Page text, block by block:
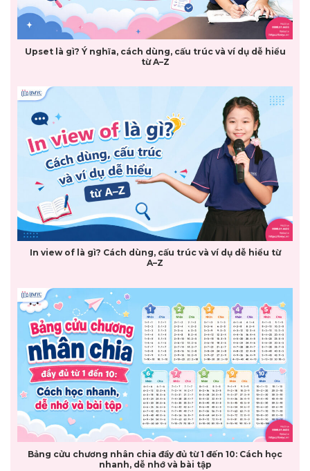
Upset là gì? Ý nghĩa, cách dùng, cấu trúc và ví dụ dễ hiểu
từ A–Z
In view of là gì? Cách dùng, cấu trúc và ví dụ dễ hiểu từ
A–Z
Bảng cửu chương nhân chia đầy đủ từ 1 đến 10: Cách học
nhanh, dễ nhớ và bài tập